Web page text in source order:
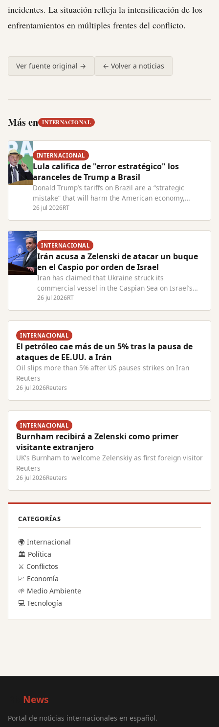
incidentes. La situación refleja la intensificación de los
enfrentamientos en múltiples frentes del conflicto.
Ver fuente original → ← Volver a noticias
Más en INTERNACIONAL
INTERNACIONAL
Lula califica de "error estratégico" los
aranceles de Trump a Brasil
Donald Trump’s tariffs on Brazil are a “strategic
mistake” that will harm the American economy,
President Lula has warned. Read Full Article at
RT.com
26 jul 2026RT
INTERNACIONAL
Irán acusa a Zelenski de atacar un buque
en el Caspio por orden de Israel
Iran has claimed that Ukraine struck its
commercial vessel in the Caspian Sea on Israel’s
behalf Read Full Article at RT.com
26 jul 2026RT
INTERNACIONAL
El petróleo cae más de un 5% tras la pausa de
ataques de EE.UU. a Irán
Oil slips more than 5% after US pauses strikes on Iran
Reuters
26 jul 2026Reuters
INTERNACIONAL
Burnham recibirá a Zelenski como primer
visitante extranjero
UK's Burnham to welcome Zelenskiy as first foreign visitor
Reuters
26 jul 2026Reuters
CATEGORÍAS
🌍 Internacional
🏛️ Política
⚔️ Conflictos
📈 Economía
🌱 Medio Ambiente
💻 Tecnología
News
Portal de noticias internacionales en español.